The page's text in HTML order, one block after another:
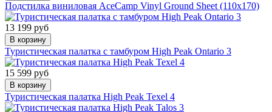
Подстилка виниловая AceCamp Vinyl Ground Sheet (110x170)
13 199 руб
В корзину
Туристическая палатка с тамбуром High Peak Ontario 3
15 599 руб
В корзину
Туристическая палатка High Peak Texel 4